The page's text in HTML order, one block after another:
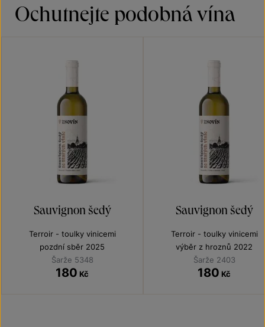
Ochutnejte podobná vína
Sauvignon šedý
Terroir - toulky vinicemi
pozdní sběr 2025
Šarže 5348
180 Kč
Sauvignon šedý
Terroir - toulky vinicemi
výběr z hroznů 2022
Šarže 2403
180 Kč